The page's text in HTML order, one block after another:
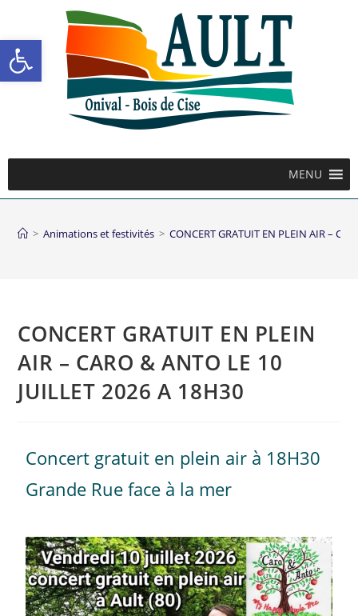
Ouvrir la barre d’outils
MENU
> Animations et festivités > CONCERT GRATUIT EN PLEIN AIR –
CONCERT GRATUIT EN PLEIN
AIR – CARO & ANTO LE 10
JUILLET 2026 A 18H30
Concert gratuit en plein air à 18H30
Grande Rue face à la mer